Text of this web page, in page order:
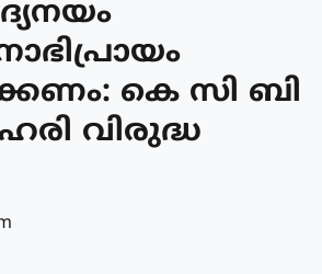
കെ സി ബി
വിരുദ്ധ